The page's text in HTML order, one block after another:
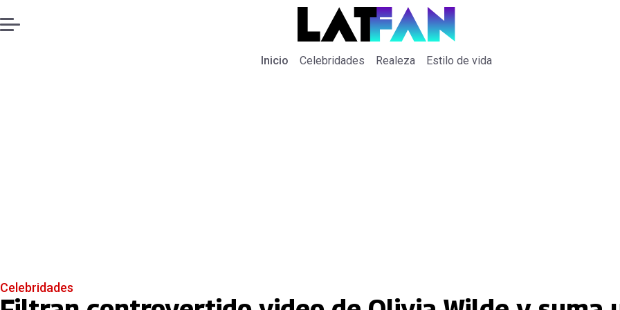
Inicio Celebridades Realeza Estilo de vida
Celebridades